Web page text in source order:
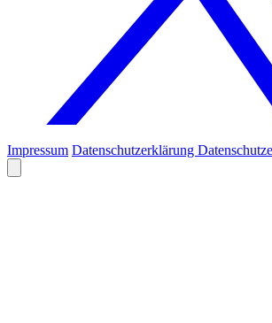
Impressum Datenschutzerklärung